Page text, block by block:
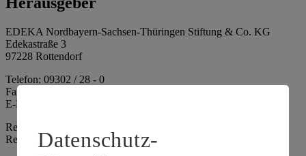
EDEKA Nordbayern-Sachsen-Thüringen Stiftung & Co. KG
Edekastraße 3
97228 Rottendorf
Telefon: 09302 / 28 - 0
Fax: 09302 / 28 - 214
E-Mail: info@edeka.de
Registergericht: Amtsgericht Würzburg
Registernummer: HRA 6164
Datenschutz-